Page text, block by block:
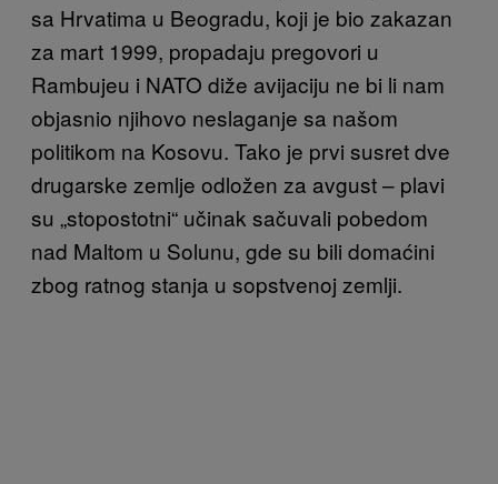
sa Hrvatima u Beogradu, koji je bio zakazan
za mart 1999, propadaju pregovori u
Rambujeu i NATO diže avijaciju ne bi li nam
objasnio njihovo neslaganje sa našom
politikom na Kosovu. Tako je prvi susret dve
drugarske zemlje odložen za avgust – plavi
su „stopostotni“ učinak sačuvali pobedom
nad Maltom u Solunu, gde su bili domaćini
zbog ratnog stanja u sopstvenoj zemlji.